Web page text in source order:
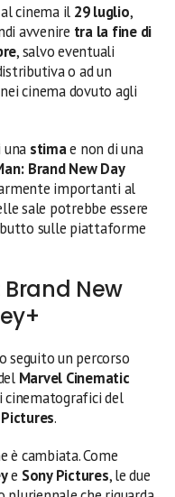
cinema il 29 luglio,
avvenire tra la fine di
, salvo eventuali
o ad un
cinema dovuto agli
stimae non di una
Brand New Day
importanti al
sale potrebbe essere
sulle piattaforme
New
seguito un percorso
Marvel Cinematic
del
.
è cambiata. Come
e Sony Pictures, le due